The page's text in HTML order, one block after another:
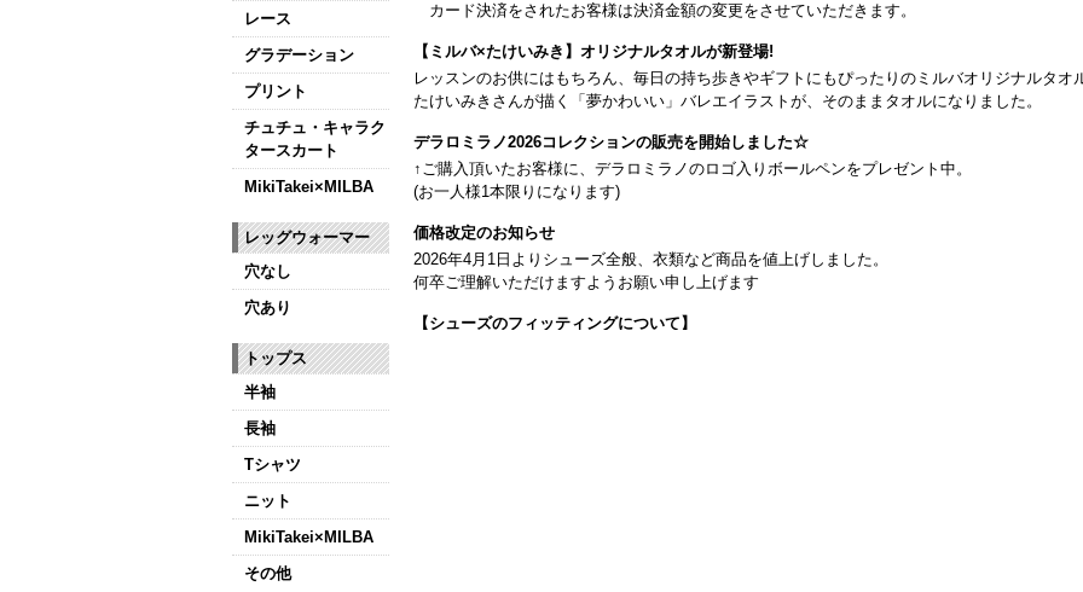
カード決済をされたお客様は決済金額の変更をさせていただきます。
【ミルバ×たけいみき】オリジナルタオルが新登場!
レッスンのお供にはもちろん、毎日の持ち歩きやギフトにもぴったりのミルバオリジナルタオ
たけいみきさんが描く「夢かわいい」バレエイラストが、そのままタオルになりました。
デラロミラノ2026コレクションの販売を開始しました☆
↑ご購入頂いたお客様に、デラロミラノのロゴ入りボールペンをプレゼント中。
(お一人様1本限りになります)
価格改定のお知らせ
2026年4月1日よりシューズ全般、衣類など商品を値上げしました。
何卒ご理解いただけますようお願い申し上げます
【シューズのフィッティングについて】
レース
グラデーション
プリント
チュチュ・キャラク
タースカート
MikiTakei×MILBA
レッグウォーマー
穴なし
穴あり
トップス
半袖
長袖
Tシャツ
ニット
MikiTakei×MILBA
その他